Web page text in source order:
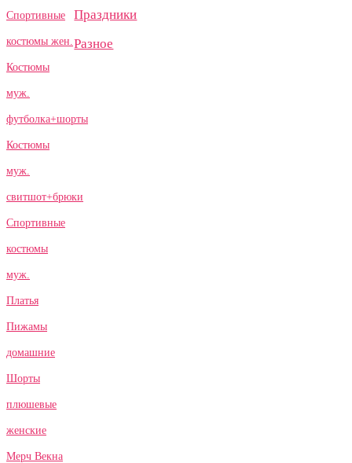
Спортивные
костюмы жен.
Костюмы
муж.
футболка+шорты
Костюмы
муж.
свитшот+брюки
Спортивные
костюмы
муж.
Платья
Пижамы
домашние
Шорты
плюшевые
женские
Мерч Векна
Праздники
Разное